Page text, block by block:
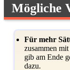
Mögliche
Für mehr
zusammen
gib am Ende
dazu.